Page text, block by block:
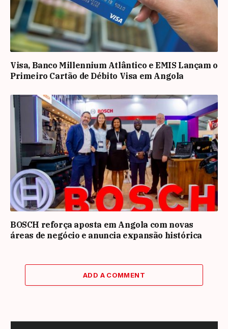
Visa, Banco Millennium Atlântico e EMIS Lançam o
Primeiro Cartão de Débito Visa em Angola
BOSCH reforça aposta em Angola com novas
áreas de negócio e anuncia expansão histórica
ADD A COMMENT